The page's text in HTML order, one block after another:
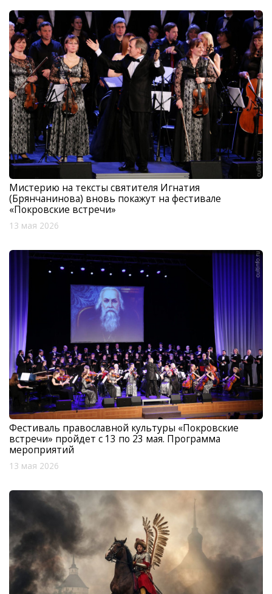
Мистерию на тексты святителя Игнатия
(Брянчанинова) вновь покажут на фестивале
«Покровские встречи»
13 мая 2026
Фестиваль православной культуры «Покровские
встречи» пройдет с 13 по 23 мая. Программа
мероприятий
13 мая 2026